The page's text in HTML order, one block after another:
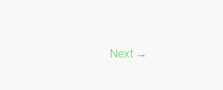
Next →